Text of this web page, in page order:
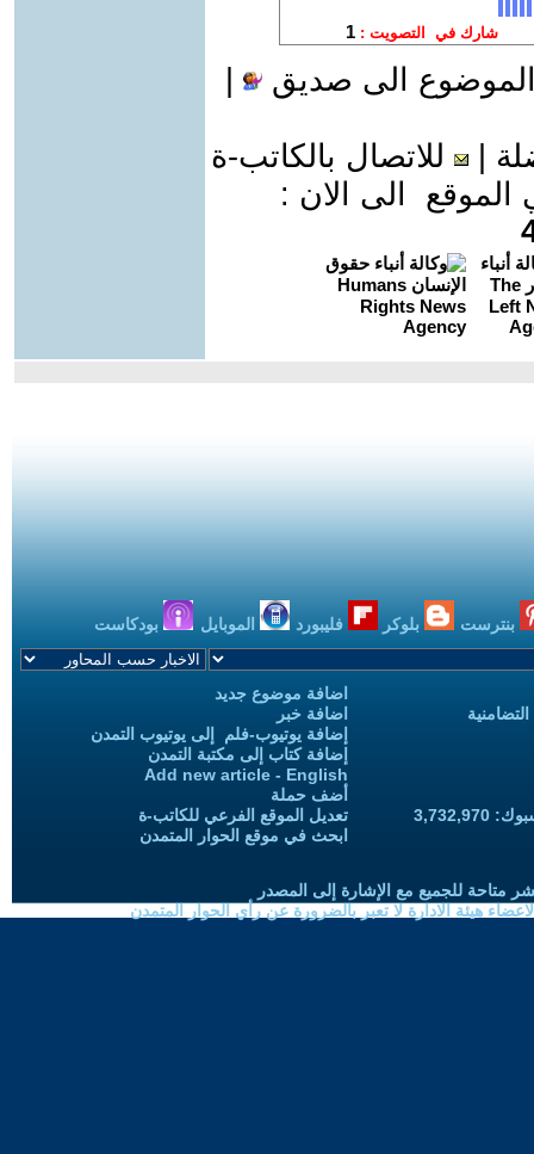
الى صديق
للاتصال بالكاتب-ة
الى الان :
بنترست بلوكر فليبورد الموبايل بودكاست
اضافة موضوع جديد
اضافة خبر
إضافة يوتيوب-فلم إلى يوتيوب التمدن
إضافة كتاب إلى مكتبة التمدن
Add new article - English
أضف حملة
تعديل الموقع الفرعي للكاتب-ة
ابحث في موقع الحوار المتمدن
متاحة للجميع مع الإشارة إلى المصدر
هيئة الادارة لا تعبر بالضرورة عن رأي الحوار المتمدن